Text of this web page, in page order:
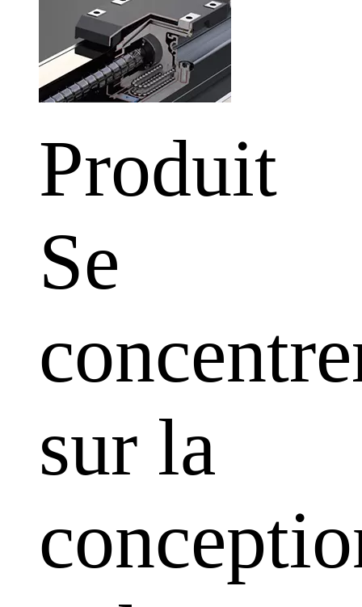
Produit
Se
sur la